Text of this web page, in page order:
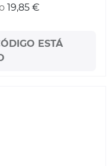
19,85 €
ESTÁ